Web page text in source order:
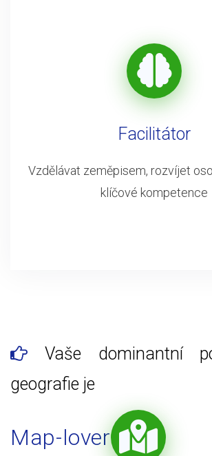
Facilitátor
Vzdělávat zeměpisem, rozvíjet
klíčové kompetence
Vaše dominantní
geografie je
Map-lover